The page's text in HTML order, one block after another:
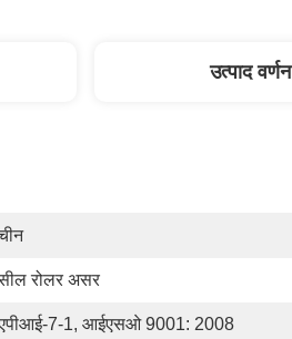
उत्पाद वर्णन
रोलर असर
7-1, आईएसओ 9001: 2008